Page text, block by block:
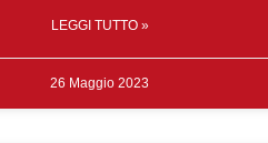
LEGGI TUTTO »
26 Maggio 2023